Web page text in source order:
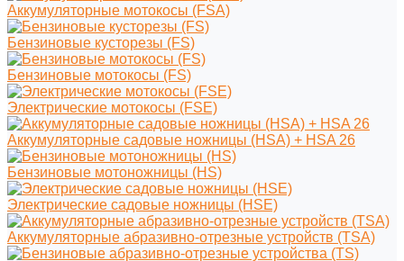
Аккумуляторные мотокосы (FSA)
Бензиновые кусторезы (FS)
Бензиновые мотокосы (FS)
Электрические мотокосы (FSE)
Аккумуляторные садовые ножницы (HSA) + HSA 26
Бензиновые мотоножницы (HS)
Электрические садовые ножницы (HSE)
Аккумуляторные абразивно-отрезные устройств (TSA)